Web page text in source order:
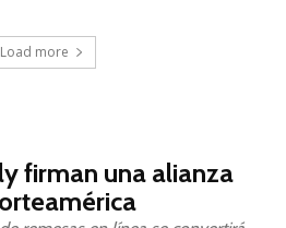
Load more